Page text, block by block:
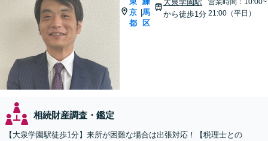
京
都
|馬
区
大泉学園駅
から徒歩1分 21:00（平日）
相続財産調査・鑑定
【大泉学園駅徒歩1分】来所が困難な場合は出張対応！【税理士との